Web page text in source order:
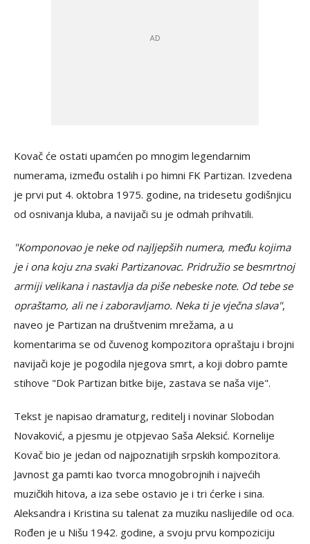
Kovač će ostati upamćen po mnogim legendarnim
numerama, između ostalih i po himni FK Partizan. Izvedena
je prvi put 4. oktobra 1975. godine, na tridesetu godišnjicu
od osnivanja kluba, a navijači su je odmah prihvatili.
"Komponovao je neke od najljepših numera, među kojima
je i ona koju zna svaki Partizanovac. Pridružio se besmrtnoj
armiji velikana i nastavlja da piše nebeske note. Od tebe se
opraštamo, ali ne i zaboravljamo. Neka ti je vječna slava",
naveo je Partizan na društvenim mrežama, a u
komentarima se od čuvenog kompozitora opraštaju i brojni
navijači koje je pogodila njegova smrt, a koji dobro pamte
stihove "Dok Partizan bitke bije, zastava se naša vije".
Tekst je napisao dramaturg, reditelj i novinar Slobodan
Novaković, a pjesmu je otpjevao Saša Aleksić. Kornelije
Kovač bio je jedan od najpoznatijih srpskih kompozitora.
Javnost ga pamti kao tvorca mnogobrojnih i najvećih
muzičkih hitova, a iza sebe ostavio je i tri ćerke i sina.
Aleksandra i Kristina su talenat za muziku naslijedile od oca.
Rođen je u Nišu 1942. godine, a svoju prvu kompoziciju